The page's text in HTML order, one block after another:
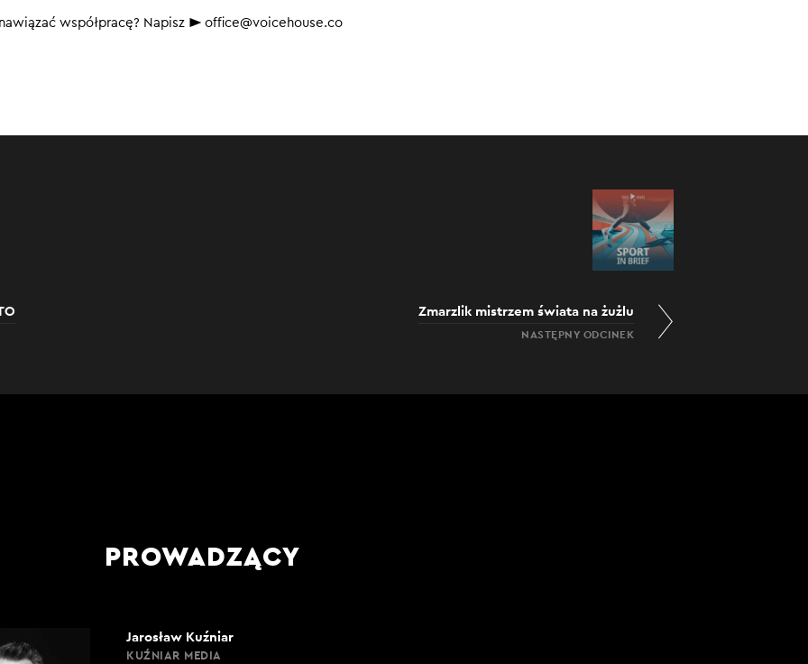
współpracę? Napisz ► office@voicehouse.co
Zmarzlik mistrzem świata na żużlu
NASTĘPNY ODCINEK
PROWADZĄCY
Jarosław Kuźniar
KUŹNIAR MEDIA